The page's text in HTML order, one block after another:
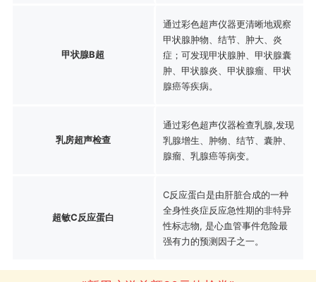
甲状腺B超
通过彩色超声仪器更清晰地观察
甲状腺肿物、结节、肿大、炎
症；可发现甲状腺肿、甲状腺囊
肿、甲状腺炎、甲状腺瘤、甲状
腺癌等疾病。
乳房超声检查
通过彩色超声仪器检查乳腺,发现
乳腺增生、肿物、结节、囊肿、
腺瘤、乳腺癌等病变。
超敏C反应蛋白
C反应蛋白是由肝脏合成的一种
全身性炎症反应急性期的非特异
性标志物, 是心血管事件危险最
强有力的预测因子之一。